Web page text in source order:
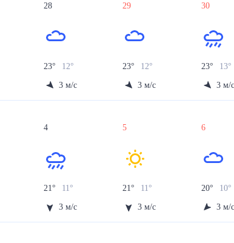
28
23° 12°
3 м/с
29
23° 12°
3 м/с
30
23° 13°
3 м/
4
21° 11°
3 м/с
5
21° 11°
3 м/с
6
20° 10°
3 м/